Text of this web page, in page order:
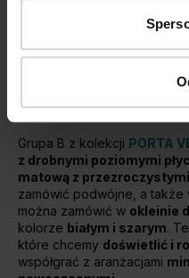
Kolekcja PORTA
Grupa B z kolekcji PORTA
z drobnymi poziomymi
matową z
zamówić podwójne, a także
można zamówić w okleinie
kolorze białym i szarym.
które chcemy doświetlić i
współgrać z aranżacjami